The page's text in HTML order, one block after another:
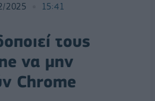
2025 15:41
τους
να μην
Chrome